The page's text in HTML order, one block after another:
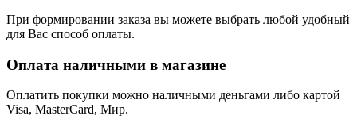
При формировании заказа вы можете выбрать любой удобный
для Вас способ оплаты.
Оплата наличными в магазине
Оплатить покупки можно наличными деньгами либо картой
Visa, MasterCard, Мир.